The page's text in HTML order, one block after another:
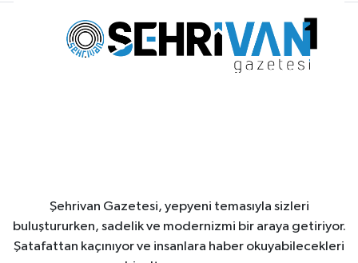
Şehrivan Gazetesi, yepyeni temasıyla sizleri
buluştururken, sadelik ve modernizmi bir araya getiriyor.
Şatafattan kaçınıyor ve insanlara haber okuyabilecekleri